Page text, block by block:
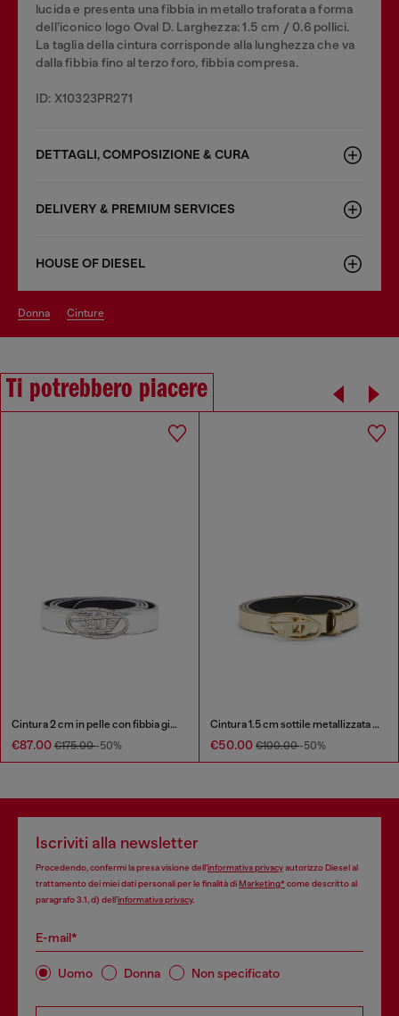
lucida e presenta una fibbia in metallo traforata a forma
dell’iconico logo Oval D. Larghezza: 1.5 cm / 0.6 pollici.
La taglia della cintura corrisponde alla lunghezza che va
dalla fibbia fino al terzo foro, fibbia compresa.
ID: X10323PR271
DETTAGLI, COMPOSIZIONE & CURA
DELIVERY & PREMIUM SERVICES
HOUSE OF DIESEL
donna cinture
Ti potrebbero piacere
Cintura 2 cm in pelle con fibbia gioiello
€87.00 €175.00-50%
Cintura 1.5 cm sottile metallizzata effetto specchio
€50.00 €100.00-50%
Iscriviti alla newsletter
Procedendo, confermi la presa visione dell’informativa privacyautorizzo Diesel al
trattamento dei miei dati personali per le finalità diMarketing*come descritto al
paragrafo 3.1, d) dell’informativa privacy.
E-mail*
Uomo Donna Non specificato